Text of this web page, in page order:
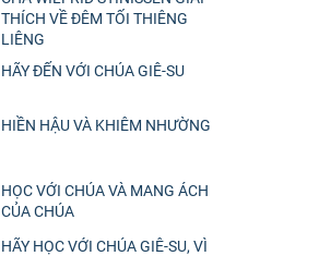
THÍCH VỀ ĐÊM TỐI THIÊNG
LIÊNG
HÃY ĐẾN VỚI CHÚA GIÊ-SU
HIỀN HẬU VÀ KHIÊM NHƯỜNG
HỌC VỚI CHÚA VÀ MANG ÁCH
CỦA CHÚA
HÃY HỌC VỚI CHÚA GIÊ-SU, VÌ